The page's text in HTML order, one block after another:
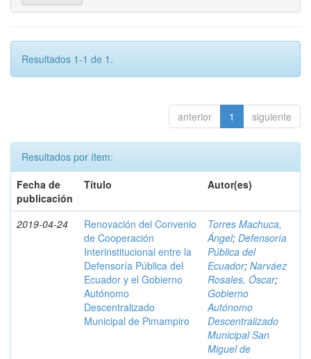
Resultados 1-1 de 1.
anterior 1 siguiente
Resultados por ítem:
Fecha de
publicación
Título Autor(es)
2019-04-24
Renovación del Convenio
de Cooperación
Interinstitucional entre la
Defensoría Pública del
Ecuador y el Gobierno
Autónomo
Descentralizado
Municipal de Pimampiro
Torres Machuca,
Ángel; Defensoría
Pública del
Ecuador; Narváez
Rosales, Óscar;
Gobierno
Autónomo
Descentralizado
Municipal San
Miguel de